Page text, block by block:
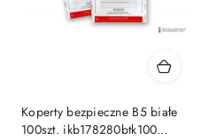
Koperty bezpieczne B5 białe
100szt. ikb178280btk100